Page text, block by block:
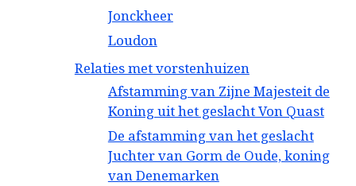
Jonckheer
Loudon
Relaties met vorstenhuizen
Afstamming van Zijne Majesteit de
Koning uit het geslacht Von Quast
De afstamming van het geslacht
Juchter van Gorm de Oude, koning
van Denemarken